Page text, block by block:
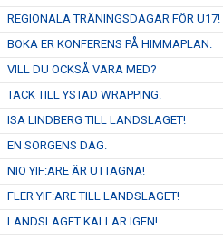
REGIONALA TRÄNINGSDAGAR FÖR U17!
BOKA ER KONFERENS PÅ HIMMAPLAN.
VILL DU OCKSÅ VARA MED?
TACK TILL YSTAD WRAPPING.
ISA LINDBERG TILL LANDSLAGET!
EN SORGENS DAG.
NIO YIF:ARE ÄR UTTAGNA!
FLER YIF:ARE TILL LANDSLAGET!
LANDSLAGET KALLAR IGEN!